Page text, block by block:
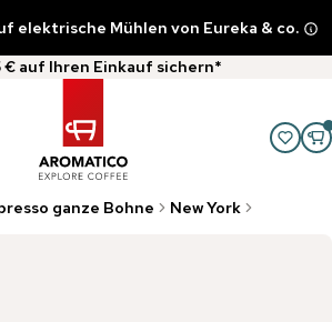
elektrische Mühlen von Eureka & co.
auf Ihren Einkauf sichern*
ganze Bohne
New York